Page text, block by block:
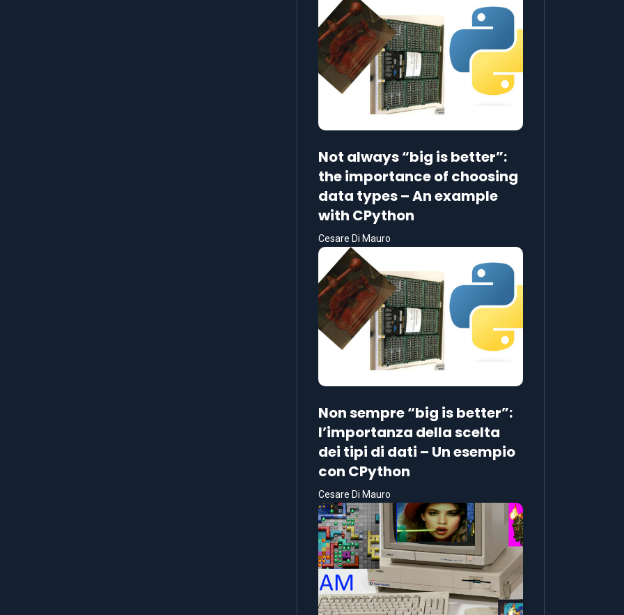
Not always “big is better”:
the importance of choosing
data types – An example
with CPython
Cesare Di Mauro
Non sempre “big is better”:
l’importanza della scelta
dei tipi di dati – Un esempio
con CPython
Cesare Di Mauro